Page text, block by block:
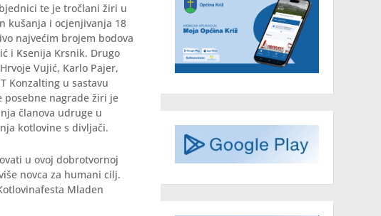
te je tročlani žiri u
kušanja i ocjenjivanja 18
najvećim brojem bodova
i Ksenija Krsnik. Drugo
Vujić, Karlo Pajer,
Konzalting u sastavu
posebne nagrade žiri je
članova udruge u
kotlovine s divljači.
u ovoj dobrotvornoj
novca za humani cilj.
Mladen